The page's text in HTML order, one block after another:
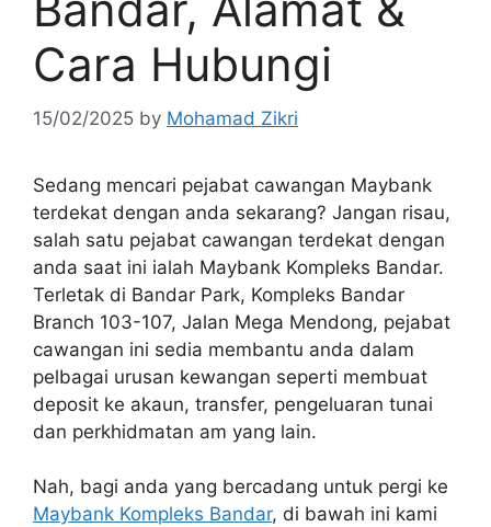
Cara Hubungi
15/02/2025 by Mohamad Zikri
Sedang mencari pejabat cawangan Maybank
terdekat dengan anda sekarang? Jangan risau,
salah satu pejabat cawangan terdekat dengan
anda saat ini ialah Maybank Kompleks Bandar.
Terletak di Bandar Park, Kompleks Bandar
Branch 103-107, Jalan Mega Mendong, pejabat
cawangan ini sedia membantu anda dalam
pelbagai urusan kewangan seperti membuat
deposit ke akaun, transfer, pengeluaran tunai
dan perkhidmatan am yang lain.
Nah, bagi anda yang bercadang untuk pergi ke
Maybank Kompleks Bandar, di bawah ini kami